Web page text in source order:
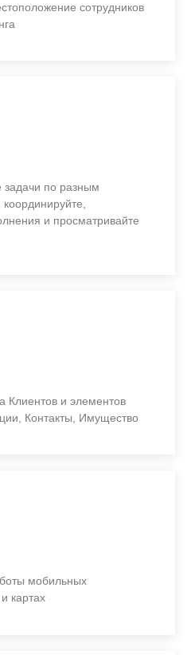
сотрудников
задачи по разным
и просматривайте
Клиентов и элементов
Контакты, Имущество
мобильных
картах